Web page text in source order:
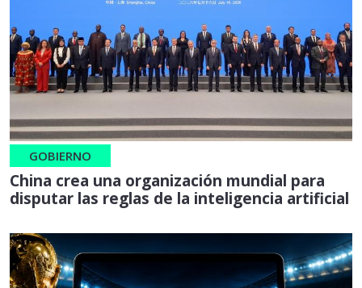
GOBIERNO
China crea una organización mundial para
disputar las reglas de la inteligencia artificial